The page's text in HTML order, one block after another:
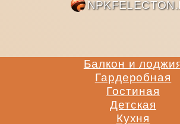
Балкон и
Гардеробная
Гостиная
Детская
Кухня